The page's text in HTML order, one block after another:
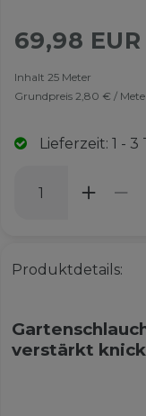
69,98 EUR
Inhalt 25 Meter
Grundpreis 2,80 € /
Lieferzeit: 1 - 3
Produktdetails:
verstärkt